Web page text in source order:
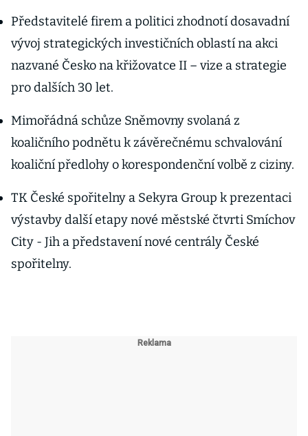
Představitelé firem a politici zhodnotí dosavadní
vývoj strategických investičních oblastí na akci
nazvané Česko na křižovatce II – vize a strategie
pro dalších 30 let.
Mimořádná schůze Sněmovny svolaná z
koaličního podnětu k závěrečnému schvalování
koaliční předlohy o korespondenční volbě z ciziny.
TK České spořitelny a Sekyra Group k prezentaci
výstavby další etapy nové městské čtvrti Smíchov
City - Jih a představení nové centrály České
spořitelny.